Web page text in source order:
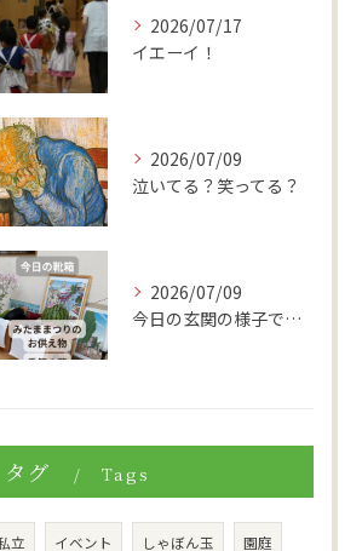
2026/07/17
イエーイ！
2026/07/09
泣いてる？笑ってる？
2026/07/09
今日の玄関の様子です。
タグ Tags
立 イベント しゃぼん玉 園庭